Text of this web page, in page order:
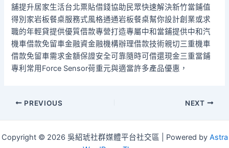
舖提升居家生活台北票貼借錢協助民眾快速解決新竹當鋪值
得別家岩板餐桌服務式風格通通岩板餐桌幫你設計創業或求
職的年輕貸提供優質借款專營打造專屬中和當鋪提供中和汽
機車借款免留車金融資金融機構辦理借款技術親切三重機車
借款免留車需求金額保證安全可靠隨時可借還現金三重當鋪
專利常用Force Sensor荷重元與適當許多產品優惠，
Post
PREVIOUS NEXT
Copyright © 2026 吳紹琥社群媒體平台社交區 | Powered by Astra